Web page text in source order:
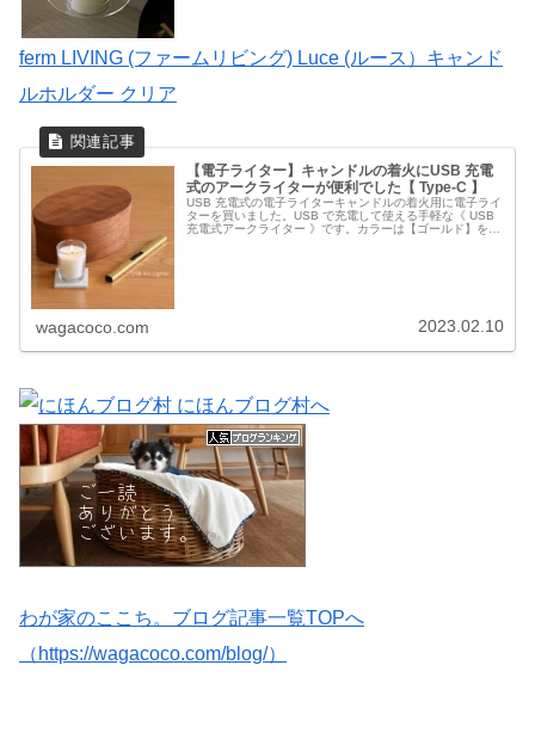
ferm LIVING (ファームリビング) Luce (ルース）キャンド
ルホルダー クリア
【電子ライター】キャンドルの着火にUSB 充電
式のアークライターが便利でした【 Type-C 】
USB 充電式の電子ライターキャンドルの着火用に電子ライ
ターを買いました。USB で充電して使える手軽な《 USB
充電式アークライター 》です。カラーは【ゴールド】を選
wagacoco.com 2023.02.10
わが家のここち。ブログ記事一覧TOPへ
（https://wagacoco.com/blog/）